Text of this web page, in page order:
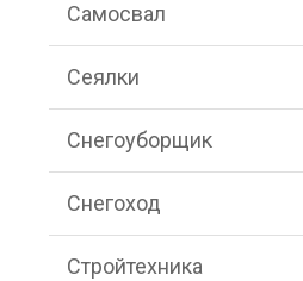
Самосвал
Сеялки
Снегоуборщик
Снегоход
Стройтехника